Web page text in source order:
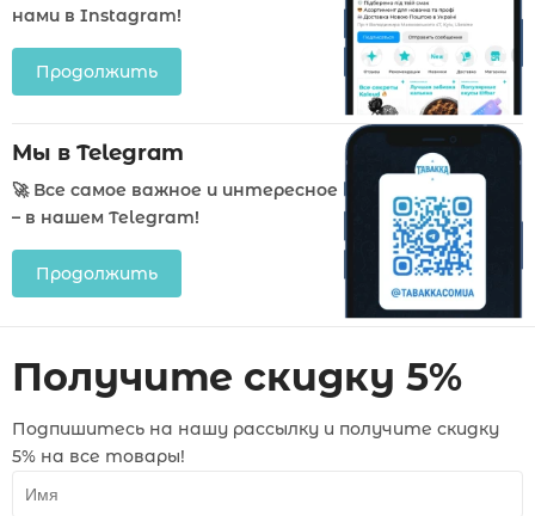
нами в Instagram!
Продолжить
Мы в Telegram
🚀 Все самое важное и интересное
– в нашем Telegram!
Продолжить
Получите скидку 5%
Подпишитесь на нашу рассылку и получите скидку
5% на все товары!